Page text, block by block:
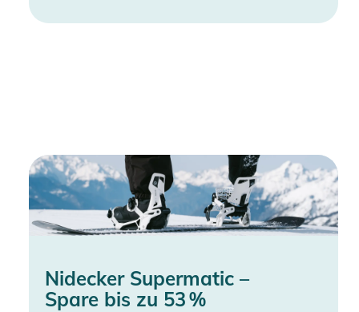
Nidecker Supermatic –
Spare bis zu 53 %